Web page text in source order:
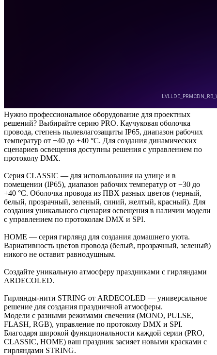
Нужно профессиональное оборудование для проектных
решений? Выбирайте серию PRO. Каучуковая оболочка
провода, степень пылевлагозащиты IP65, диапазон рабочих
температур от −40 до +40 °C. Для создания динамических
сценариев освещения доступны решения с управлением по
протоколу DMX.
Серия CLASSIC — для использования на улице и в
помещении (IP65), диапазон рабочих температур от −30 до
+40 °C. Оболочка провода из ПВХ разных цветов (черный,
белый, прозрачный, зеленый, синий, желтый, красный). Для
создания уникального сценария освещения в наличии модели
с управлением по протоколам DMX и SPI.
HOME — серия гирлянд для создания домашнего уюта.
Вариативность цветов провода (белый, прозрачный, зеленый)
никого не оставит равнодушным.
Создайте уникальную атмосферу праздниками с гирляндами
ARDECOLED.
Гирлянды-нити STRING от ARDECOLED — универсальное
решение для создания праздничной атмосферы.
Модели с разными режимами свечения (MONO, PULSE,
FLASH, RGB), управление по протоколу DMX и SPI.
Благодаря широкой функциональности каждой серии (PRO,
CLASSIC, HOME) ваш праздник засияет новыми красками с
гирляндами STRING.